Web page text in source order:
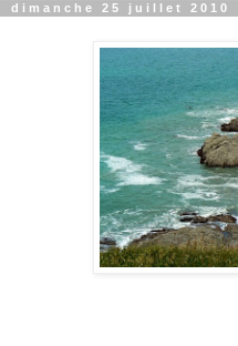
dimanche 25 juillet 2010